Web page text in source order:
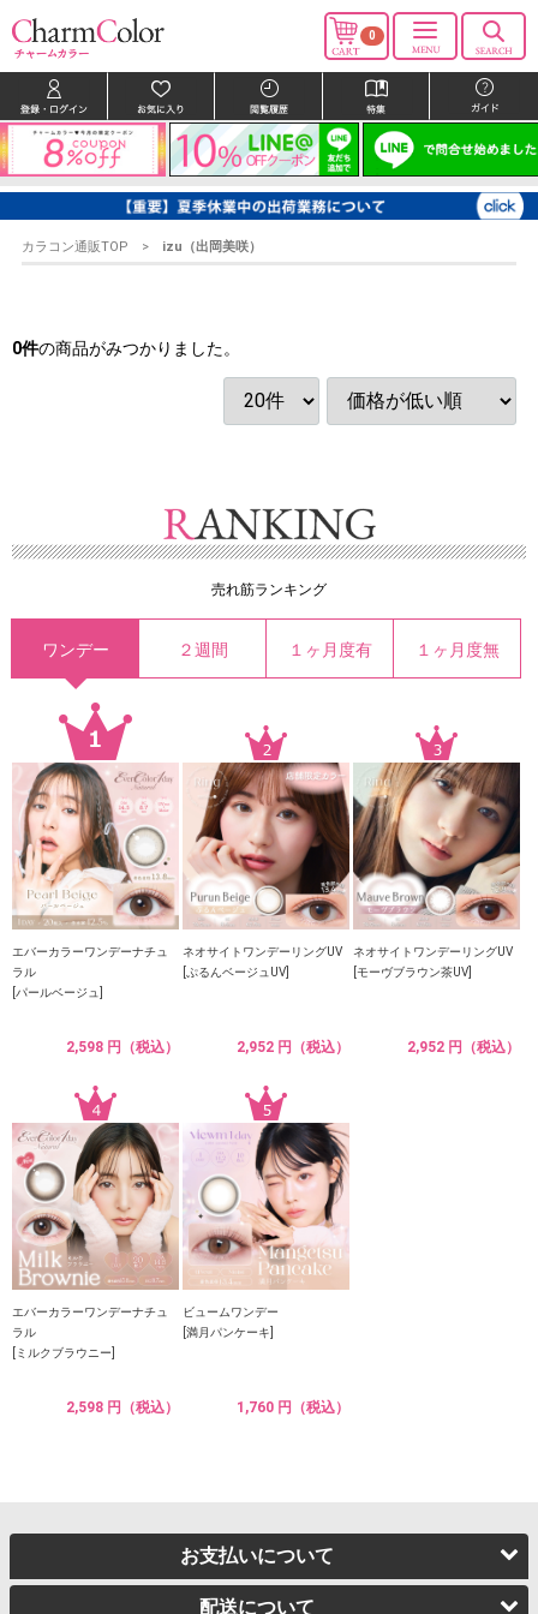
0
カラコン通販TOP izu（出岡美咲）
0件の商品がみつかりました。
売れ筋ランキング
ワンデー ２週間 １ヶ月度有 １ヶ月度無
エバーカラーワンデーナチュ
ラル
[パールベージュ]
2,598 円（税込）
ネオサイトワンデーリングUV
[ぷるんベージュUV]
2,952 円（税込）
ネオサイトワンデーリングUV
[モーヴブラウン茶UV]
2,952 円（税込）
エバーカラーワンデーナチュ
ラル
[ミルクブラウニー]
2,598 円（税込）
ビュームワンデー
[満月パンケーキ]
1,760 円（税込）
お支払いについて
配送について